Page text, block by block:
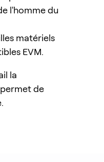
l'homme du
matériels
EVM.
la
de